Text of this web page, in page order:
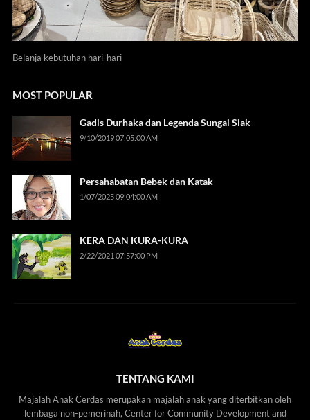
Belanja kebutuhan hari-hari
MOST POPULAR
Gadis Durhaka dan Legenda Sungai Siak
9/10/2019 07:05:00 AM
Persahabatan Bebek dan Katak
1/07/2025 09:04:00 AM
KERA DAN KURA-KURA
2/22/2021 07:57:00 PM
TENTANG KAMI
Majalah Anak Cerdas merupakan majalah anak yang diterbitkan oleh
lembaga non-pemerinah, Center for Community Development and